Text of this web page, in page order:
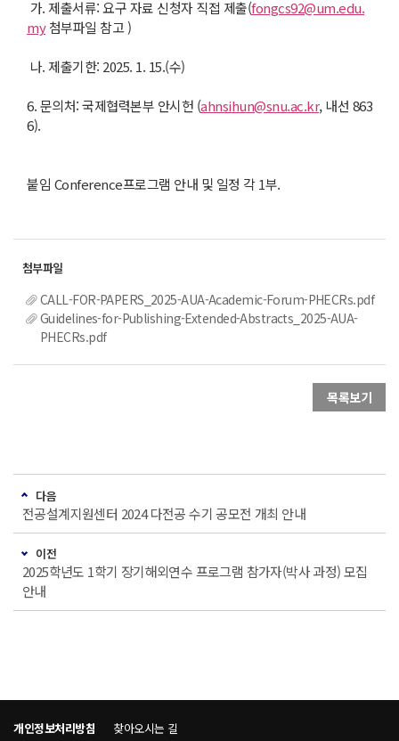
가. 제출서류: 요구 자료 신청자 직접 제출(fongcs92@um.edu.
my첨부파일 참고 )
나. 제출기한: 2025. 1. 15.(수)
6. 문의처: 국제협력본부 안시헌 (ahnsihun@snu.ac.kr, 내선 863
6).
붙임 Conference프로그램 안내 및 일정 각 1부.
CALL-FOR-PAPERS_2025-AUA-Academic-Forum-PHECRs.pdf
Guidelines-for-Publishing-Extended-Abstracts_2025-AUA-
PHECRs.pdf
목록보기
다음
전공설계지원센터 2024 다전공 수기 공모전 개최 안내
이전
2025학년도 1학기 장기해외연수 프로그램 참가자(박사 과정) 모집
안내
개인정보처리방침 찾아오시는 길